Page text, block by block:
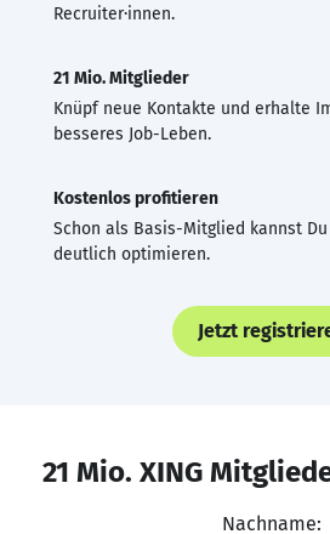
Recruiter·innen.
21 Mio. Mitglieder
Knüpf neue Kontakte und erhalte
besseres Job-Leben.
Kostenlos profitieren
Schon als Basis-Mitglied kannst Du
deutlich optimieren.
Jetzt
21 Mio. XING
Nachname: